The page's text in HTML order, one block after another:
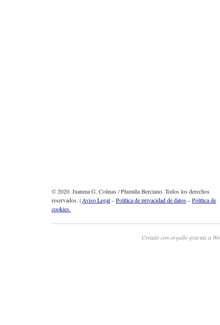
© 2020. Juanma G. Colinas / Plumilla Berciano. Todos los derechos
reservados. |Aviso Legal–Política de privacidad de datos–Política de
cookies.
Creado con orgullo gracias a